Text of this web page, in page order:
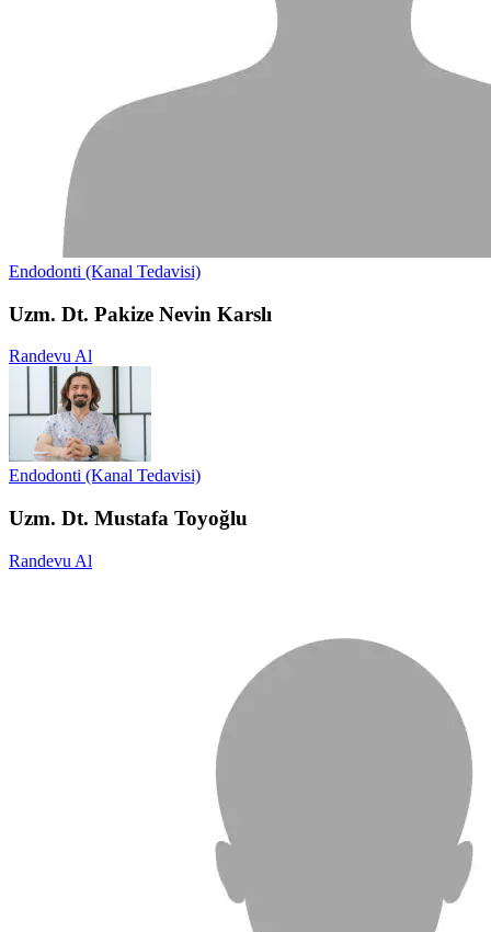
Endodonti (Kanal Tedavisi)
Uzm. Dt. Pakize Nevin Karslı
Randevu Al
Endodonti (Kanal Tedavisi)
Uzm. Dt. Mustafa Toyoğlu
Randevu Al